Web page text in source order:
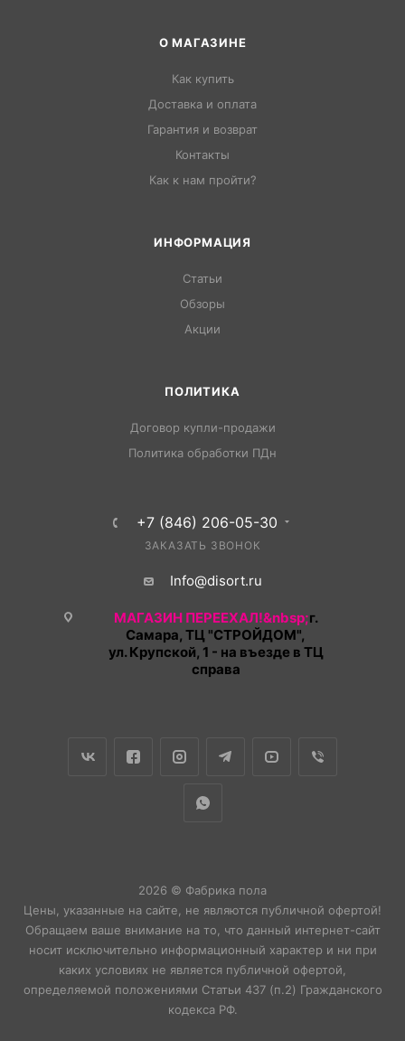
О МАГАЗИНЕ
Как купить
Доставка и оплата
Гарантия и возврат
Контакты
Как к нам пройти?
ИНФОРМАЦИЯ
Статьи
Обзоры
Акции
ПОЛИТИКА
Договор купли-продажи
Политика обработки ПДн
+7 (846) 206-05-30
ЗАКАЗАТЬ ЗВОНОК
Info@disort.ru
МАГАЗИН ПЕРЕЕХАЛ!&nbsp;г.
Самара, ТЦ "СТРОЙДОМ",
ул. Крупской, 1 - на въезде в ТЦ
справа
2026 © Фабрика пола
Цены, указанные на сайте, не являются публичной офертой!
Обращаем ваше внимание на то, что данный интернет-сайт
носит исключительно информационный характер и ни при
каких условиях не является публичной офертой,
определяемой положениями Статьи 437 (п.2) Гражданского
кодекса РФ.